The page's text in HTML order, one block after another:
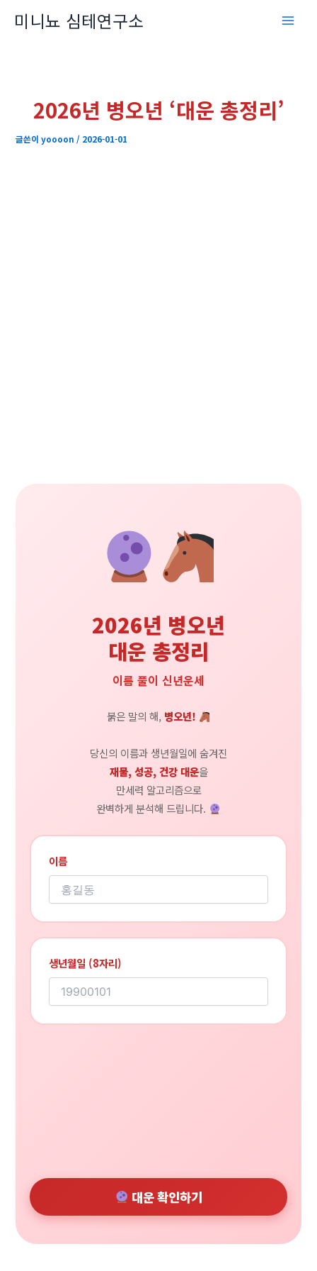
미니뇨 심테연구소
2026년 병오년 ‘대운 총정리’
글쓴이yoooon/ 2026-01-01
2026년 병오년
대운 총정리
이름 풀이 신년운세
붉은 말의 해, 병오년!
당신의 이름과 생년월일에 숨겨진
재물, 성공, 건강 대운을
만세력 알고리즘으로
완벽하게 분석해 드립니다.
이름
생년월일 (8자리)
대운 확인하기